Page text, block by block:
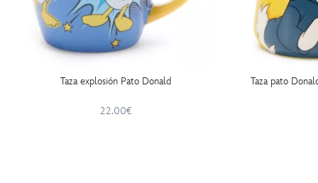
Taza explosión Pato Donald
22.00€
Taza pato